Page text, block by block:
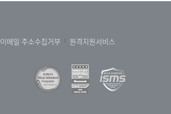
이메일 주소수집거부 원격지원서비스